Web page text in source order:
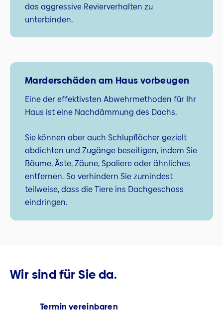
das aggressive Revierverhalten zu
unterbinden.
Marderschäden am Haus vorbeugen
Eine der effektivsten Abwehrmethoden für Ihr
Haus ist eine Nachdämmung des Dachs.
Sie können aber auch Schlupflöcher gezielt
abdichten und Zugänge beseitigen, indem Sie
Bäume, Äste, Zäune, Spaliere oder ähnliches
entfernen. So verhindern Sie zumindest
teilweise, dass die Tiere ins Dachgeschoss
eindringen.
Wir sind für Sie da.
Termin vereinbaren